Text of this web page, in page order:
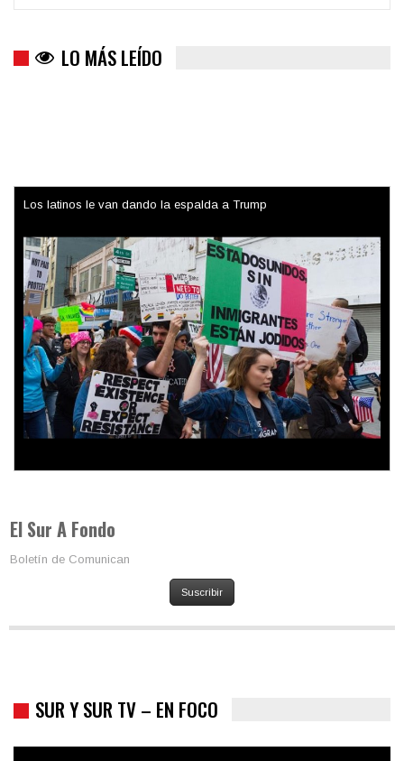
LO MÁS LEÍDO
Los latinos le van dando la espalda a Trump
El Sur A Fondo
Boletín de Comunican
Suscribir
SUR Y SUR TV – EN FOCO